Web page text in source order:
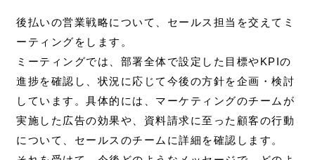
後払いの営業戦略について、セールス担当を交えてミ
ーティングをします。
ミーティングでは、部署全体で設定した目標やKPIの
進捗を確認し、状況に応じて今後の方針を企画・検討
しています。 具体的には、マーケティングのチームが
実施した広告の効果や、資料請求に至った顧客の行動
について、セールスのチームに詳細を確認します。